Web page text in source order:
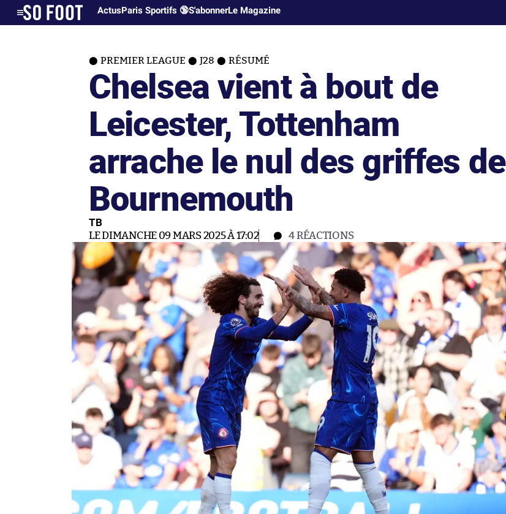
ActusParis Sportifs 🔞S'abonnerLe Magazine
PREMIER LEAGUE J28 RÉSUMÉ
Chelsea vient à bout de
Leicester, Tottenham
arrache le nul des griffes de
Bournemouth
TB
LE DIMANCHE 09 MARS 2025 À 17:02 4RÉACTIONS